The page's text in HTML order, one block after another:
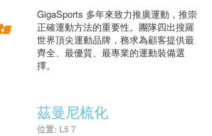
GigaSports 多年來致力推廣運動，推崇
正確運動方法的重要性。團隊四出搜羅
世界頂尖運動品牌，務求為顧客提供最
齊全、最優質、最專業的運動裝備選
擇。
茲曼尼梳化
位置: L5 7